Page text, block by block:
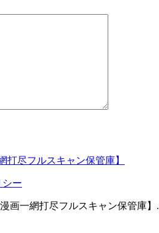
打尽フルスキャン保管庫】
シー
画一網打尽フルスキャン保管庫】.